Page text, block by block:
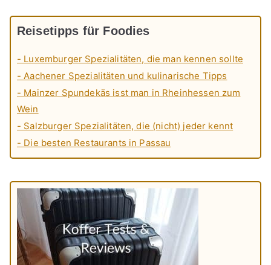
Reisetipps für Foodies
- Luxemburger Spezialitäten, die man kennen sollte
- Aachener Spezialitäten und kulinarische Tipps
- Mainzer Spundekäs isst man in Rheinhessen zum
Wein
- Salzburger Spezialitäten, die (nicht) jeder kennt
- Die besten Restaurants in Passau